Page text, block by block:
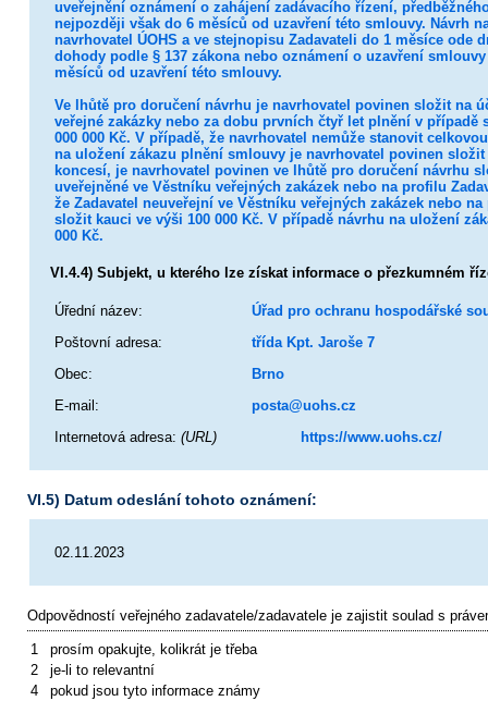
uveřejnění oznámení o zahájení zadávacího řízení,
nejpozději však do 6 měsíců od uzavření této smlouvy. Návrh
navrhovatel ÚOHS a ve stejnopisu Zadavateli do 1 měsíce
dohody podle § 137 zákona nebo oznámení o uzavření
měsíců od uzavření této smlouvy.
Ve lhůtě pro doručení návrhu je navrhovatel povinen složit na
veřejné zakázky nebo za dobu prvních čtyř let plnění v případě
000 000 Kč. V případě, že navrhovatel nemůže stanovit
na uložení zákazu plnění smlouvy je navrhovatel povinen
koncesí, je navrhovatel povinen ve lhůtě pro doručení návrhu
uveřejněné ve Věstníku veřejných zakázek nebo na profilu
že Zadavatel neuveřejní ve Věstníku veřejných zakázek nebo
složit kauci ve výši 100 000 Kč. V případě návrhu na uložení
000 Kč.
VI.4.4) Subjekt, u kterého lze získat informace o přezkumném
Úřední název:
Úřad pro ochranu hospodářské
Poštovní adresa:
třída Kpt. Jaroše 7
Obec:
Brno
E-mail:
posta@uohs.cz
Internetová adresa: (URL) https://www.uohs.cz/
VI.5) Datum odeslání tohoto oznámení:
02.11.2023
Odpovědností veřejného zadavatele/zadavatele je zajistit soulad s
1
prosím opakujte, kolikrát je třeba
2
je-li to relevantní
4
pokud jsou tyto informace známy